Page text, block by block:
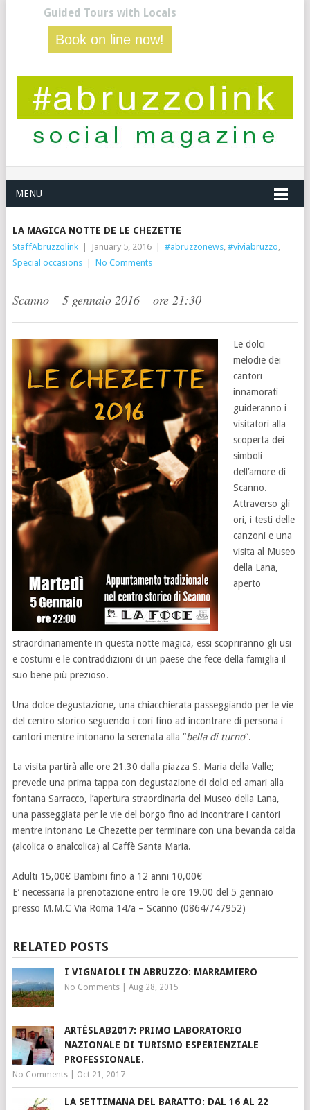
Guided Tours with Locals
Book on line now!
MENU
LA MAGICA NOTTE DE LE CHEZETTE
StaffAbruzzolink January 5, 2016 #abruzzonews, #viviabruzzo,
Special occasions
No Comments
Scanno – 5 gennaio 2016 – ore 21:30
Le dolci
melodie dei
cantori
innamorati
guideranno i
visitatori alla
scoperta dei
simboli
dell’amore di
Scanno.
Attraverso gli
ori, i testi delle
canzoni e una
visita al Museo
della Lana,
aperto
straordinariamente in questa notte magica, essi scopriranno gli usi
e costumi e le contraddizioni di un paese che fece della famiglia il
suo bene più prezioso.
Una dolce degustazione, una chiacchierata passeggiando per le vie
del centro storico seguendo i cori fino ad incontrare di persona i
cantori mentre intonano la serenata alla “bella di turno“.
La visita partirà alle ore 21.30 dalla piazza S. Maria della Valle;
prevede una prima tappa con degustazione di dolci ed amari alla
fontana Sarracco, l’apertura straordinaria del Museo della Lana,
una passeggiata per le vie del borgo fino ad incontrare i cantori
mentre intonano Le Chezette per terminare con una bevanda calda
(alcolica o analcolica) al Caffè Santa Maria.
Adulti 15,00€ Bambini fino a 12 anni 10,00€
E’ necessaria la prenotazione entro le ore 19.00 del 5 gennaio
presso M.M.C Via Roma 14/a – Scanno (0864/747952)
RELATED POSTS
I VIGNAIOLI IN ABRUZZO: MARRAMIERO
No Comments| Aug 28, 2015
ARTÈSLAB2017: PRIMO LABORATORIO
NAZIONALE DI TURISMO ESPERIENZIALE
PROFESSIONALE.
No Comments| Oct 21, 2017
LA SETTIMANA DEL BARATTO: DAL 16 AL 22